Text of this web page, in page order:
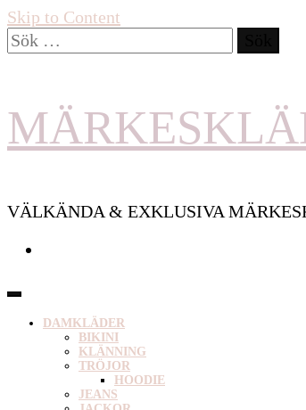
Skip to Content
Sök
efter:
VÄLKÄNDA & EXKLUSIVA
DAMKLÄDER
BIKINI
KLÄNNING
TRÖJOR
HOODIE
JEANS